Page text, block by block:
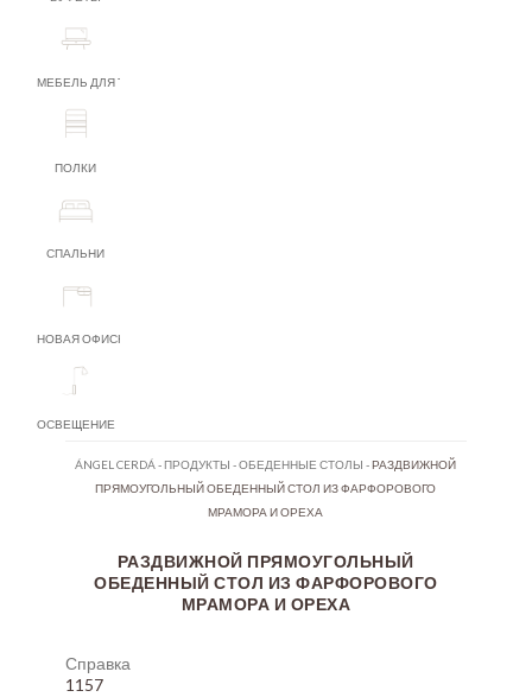
МЕБЕЛЬ ДЛЯ ТВ
ПОЛКИ
СПАЛЬНИ
НОВАЯ ОФИСНАЯ МЕБЕЛЬ
ОСВЕЩЕНИЕ
ÁNGEL CERDÁ -ПРОДУКТЫ -ОБЕДЕННЫЕ СТОЛЫ -РАЗДВИЖНОЙ
ПРЯМОУГОЛЬНЫЙ ОБЕДЕННЫЙ СТОЛ ИЗ ФАРФОРОВОГО
МРАМОРА И ОРЕХА
РАЗДВИЖНОЙ ПРЯМОУГОЛЬНЫЙ
ОБЕДЕННЫЙ СТОЛ ИЗ ФАРФОРОВОГО
МРАМОРА И ОРЕХА
Справка
1157